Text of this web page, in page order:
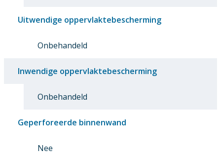
Uitwendige oppervlaktebescherming
Onbehandeld
Inwendige oppervlaktebescherming
Onbehandeld
Geperforeerde binnenwand
Nee